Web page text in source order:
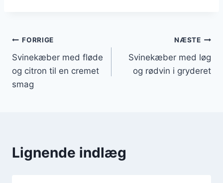
Indlægsnavigation
FORRIGE
Svinekæber med fløde
og citron til en cremet
smag
NÆSTE
Svinekæber med løg
og rødvin i gryderet
Lignende indlæg